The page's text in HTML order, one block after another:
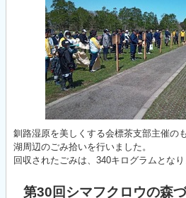
釧路湿原を美しくする会標茶支部主催の
湖周辺のごみ拾いを行いました。
回収されたごみは、340キログラムとなり
第30回シマフクロウの森